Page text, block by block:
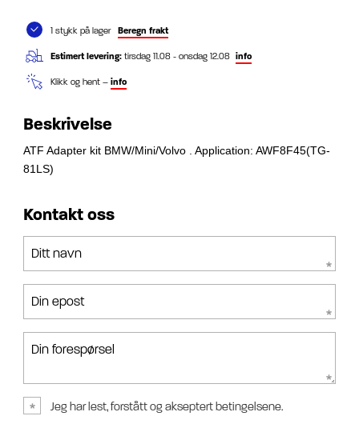
1 stykk på lager Beregn frakt
Estimert levering: tirsdag 11.08 - onsdag 12.08 info
Klikk og hent – info
Beskrivelse
ATF Adapter kit BMW/Mini/Volvo . Application: AWF8F45(TG-
81LS)
Kontakt oss
Ditt navn
Din epost
Din forespørsel
Jeg har lest, forstått og akseptert betingelsene.